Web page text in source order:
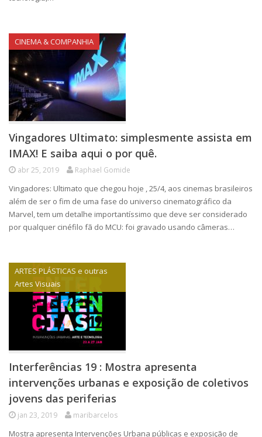
CINEMA & COMPANHIA
Vingadores Ultimato: simplesmente assista em
IMAX! E saiba aqui o por quê.
abr 25, 2019 Raphael Gomide
Vingadores: Ultimato que chegou hoje , 25/4, aos cinemas brasileiros
além de ser o fim de uma fase do universo cinematográfico da
Marvel, tem um detalhe importantíssimo que deve ser considerado
por qualquer cinéfilo fã do MCU: foi gravado usando câmeras…
ARTES PLÁSTICAS e outras
Artes Visuais
Interferências 19 : Mostra apresenta
intervenções urbanas e exposição de coletivos
jovens das periferias
jan 23, 2019 maribarcelos
Mostra apresenta Intervenções Urbana públicas e exposição de